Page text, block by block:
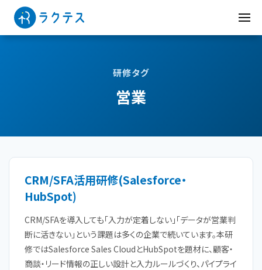
研修タグ
営業
CRM/SFA活用研修(Salesforce・
HubSpot)
CRM/SFAを導入しても「入力が定着しない」「データが営業判
断に活きない」という課題は多くの企業で続いています。本研
修ではSalesforce Sales CloudとHubSpotを題材に、顧客・
商談・リード情報の正しい設計と入力ルールづくり、パイプライ